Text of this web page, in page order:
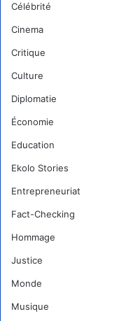
Célébrité
Cinema
Critique
Culture
Diplomatie
Économie
Education
Ekolo Stories
Entrepreneuriat
Fact-Checking
Hommage
Justice
Monde
Musique